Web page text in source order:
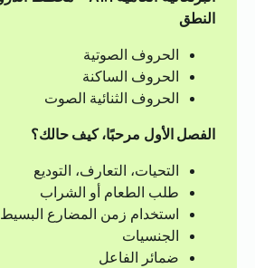
النطق
الحروف الصوتية
الحروف الساكنة
الحروف الثنائية الصوت
الفصل الأول مرحبًا، كيف حالك؟
التحيات، التعارف، التوديع
طلب الطعام أو الشراب
استخدام زمن المضارع البسيط
الجنسيات
ضمائر الفاعل